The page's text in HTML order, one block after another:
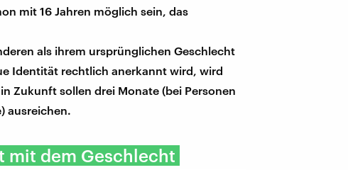
mit 16 Jahren möglich sein, das
als ihrem ursprünglichen Geschlecht
Identität rechtlich anerkannt wird, wird
Zukunft sollen drei Monate (bei Personen
ausreichen.
mit dem Geschlecht